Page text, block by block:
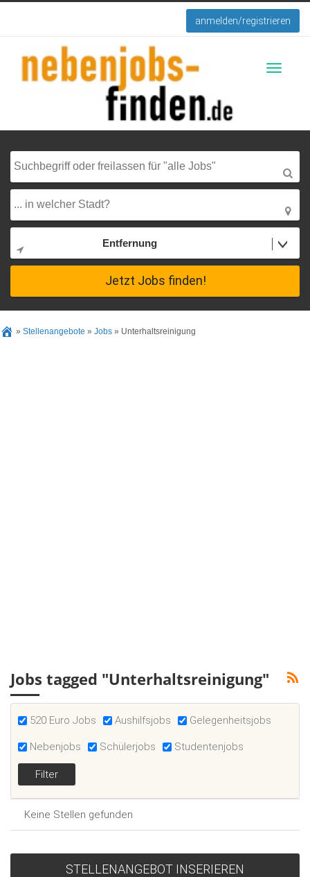
anmelden/registrieren
Entfernung
Jetzt Jobs finden!
» Stellenangebote » Jobs » Unterhaltsreinigung
Jobs tagged "Unterhaltsreinigung"
520 Euro Jobs Aushilfsjobs Gelegenheitsjobs
Nebenjobs Schülerjobs Studentenjobs
Keine Stellen gefunden
STELLENANGEBOT INSERIEREN